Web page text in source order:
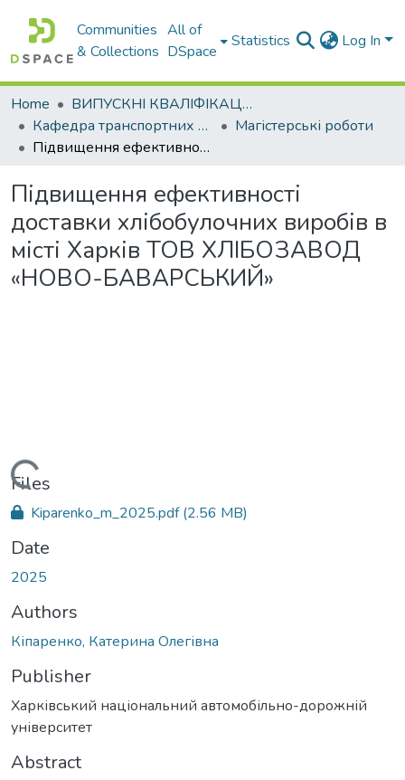
Communities
& Collections
All of
DSpace
Statistics Log In
Home
ВИПУСКНІ КВАЛІФІКАЦІЙНІ РОБОТИ
Кафедра транспортних технологій
Магістерські роботи
Підвищення ефективності доставки хлібобулочних виробів в місті Харків ТОВ ХЛІБОЗАВОД «НОВО-БАВАРСЬКИЙ»
Підвищення ефективності
доставки хлібобулочних виробів в
місті Харків ТОВ ХЛІБОЗАВОД
«НОВО-БАВАРСЬКИЙ»
Loading...
Files
Kiparenko_m_2025.pdf(2.56 MB)
Date
2025
Authors
Кіпаренко, Катерина Олегівна
Publisher
Харківський національний автомобільно-дорожній
університет
Abstract